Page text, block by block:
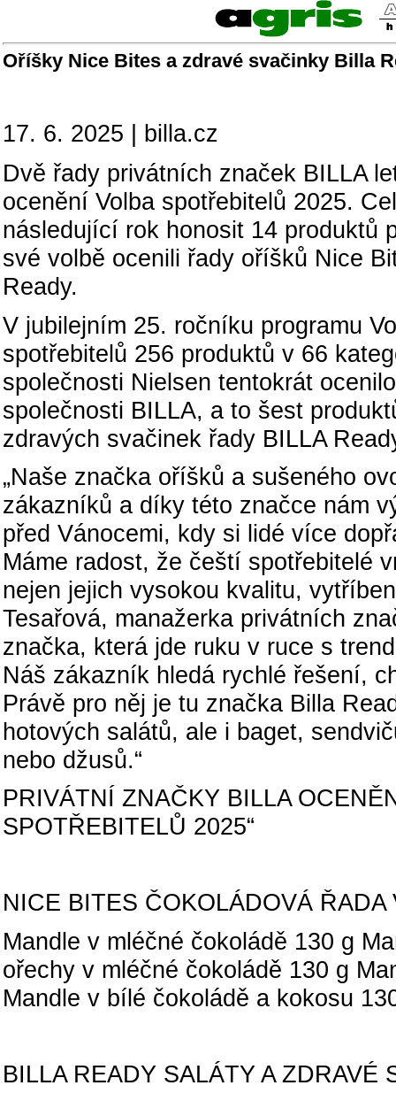
Oříšky Nice Bites a zdravé svačinky Billa
17. 6. 2025 | billa.cz
Dvě řady privátních značek BILLA
ocenění Volba spotřebitelů 2025.
následující rok honosit 14 produktů
své volbě ocenili řady oříšků Nice
Ready.
V jubilejním 25. ročníku programu
spotřebitelů 256 produktů v 66
společnosti Nielsen tentokrát
společnosti BILLA, a to šest
zdravých svačinek řady BILLA
„Naše značka oříšků a sušeného
zákazníků a díky této značce nám
před Vánocemi, kdy si lidé více
Máme radost, že čeští spotřebitelé
nejen jejich vysokou kvalitu,
Tesařová, manažerka privátních
značka, která jde ruku v ruce s
Náš zákazník hledá rychlé řešení,
Právě pro něj je tu značka Billa
hotových salátů, ale i baget,
nebo džusů.“
PRIVÁTNÍ ZNAČKY BILLA
SPOTŘEBITELŮ 2025“
NICE BITES ČOKOLÁDOVÁ
Mandle v mléčné čokoládě 130 g
ořechy v mléčné čokoládě 130 g
Mandle v bílé čokoládě a kokosu
BILLA READY SALÁTY A ZDRAVÉ